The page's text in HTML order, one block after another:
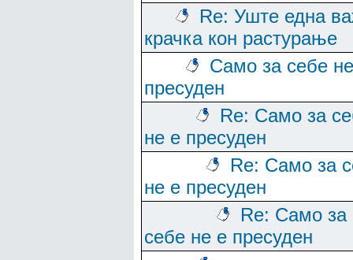
Re: Уште една
крачка кон растурање
Само за себе
пресуден
Re: Само за
не е пресуден
Re: Само за
не е пресуден
Re: Само за
себе не е пресуден